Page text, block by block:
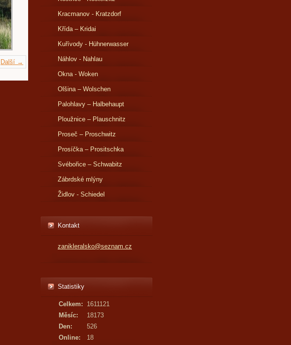
Další →
Kracmanov - Kratzdorf
Křída – Kridai
Kuřívody - Hühnerwasser
Náhlov - Nahlau
Okna - Woken
Olšina – Wolschen
Palohlavy – Halbehaupt
Ploužnice – Plauschnitz
Proseč – Proschwitz
Prosíčka – Prositschka
Svébořice – Schwabitz
Zábrdské mlýny
Židlov - Schiedel
Kontakt
zanikleralsko@seznam.cz
Statistiky
Online: 18
Celkem:
1611121
Měsíc:
18173
Den:
526